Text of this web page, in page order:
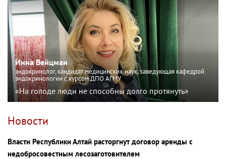
Инна Вейцман
эндокринолог, кандидат медицинских наук, заведующая кафедрой
эндокринологии с курсом ДПО АГМУ
«На голоде люди не способны долго протянуть»
Новости
Власти Республики Алтай расторгнут договор аренды с
недобросовестным лесозаготовителем